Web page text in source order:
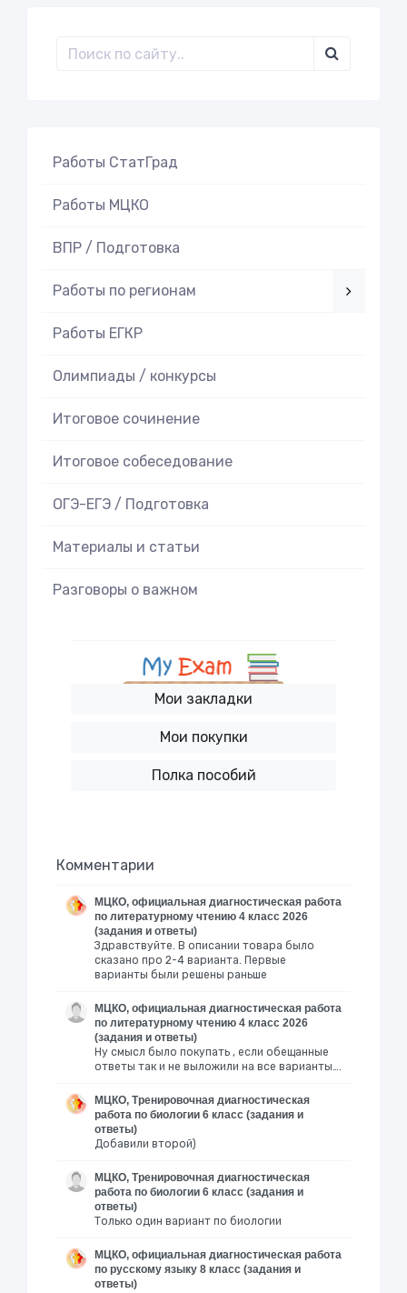
Работы СтатГрад
Работы МЦКО
ВПР / Подготовка
Работы по регионам
Работы ЕГКР
Олимпиады / конкурсы
Итоговое cочинение
Итоговое cобеседование
ОГЭ-ЕГЭ / Подготовка
Материалы и статьи
Разговоры о важном
Мои закладки
Мои покупки
Полка пособий
Комментарии
МЦКО, официальная диагностическая работа
по литературному чтению 4 класс 2026
(задания и ответы)
Здравствуйте. В описании товара было
сказано про 2-4 варианта. Первые
варианты были решены раньше
МЦКО, официальная диагностическая работа
по литературному чтению 4 класс 2026
(задания и ответы)
Ну смысл было покупать , если обещанные
ответы так и не выложили на все варианты….
МЦКО, Тренировочная диагностическая
работа по биологии 6 класс (задания и
ответы)
Добавили второй)
МЦКО, Тренировочная диагностическая
работа по биологии 6 класс (задания и
ответы)
Только один вариант по биологии
МЦКО, официальная диагностическая работа
по русскому языку 8 класс (задания и
ответы)